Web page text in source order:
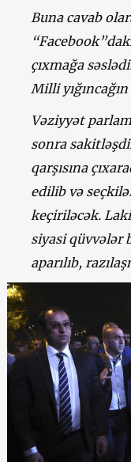
Buna cavab
çıxmağa
Milli
Vəziyyət
sonra
qarşısına
edilib və
keçiriləcək.
siyasi qüvvələr
aparılıb,